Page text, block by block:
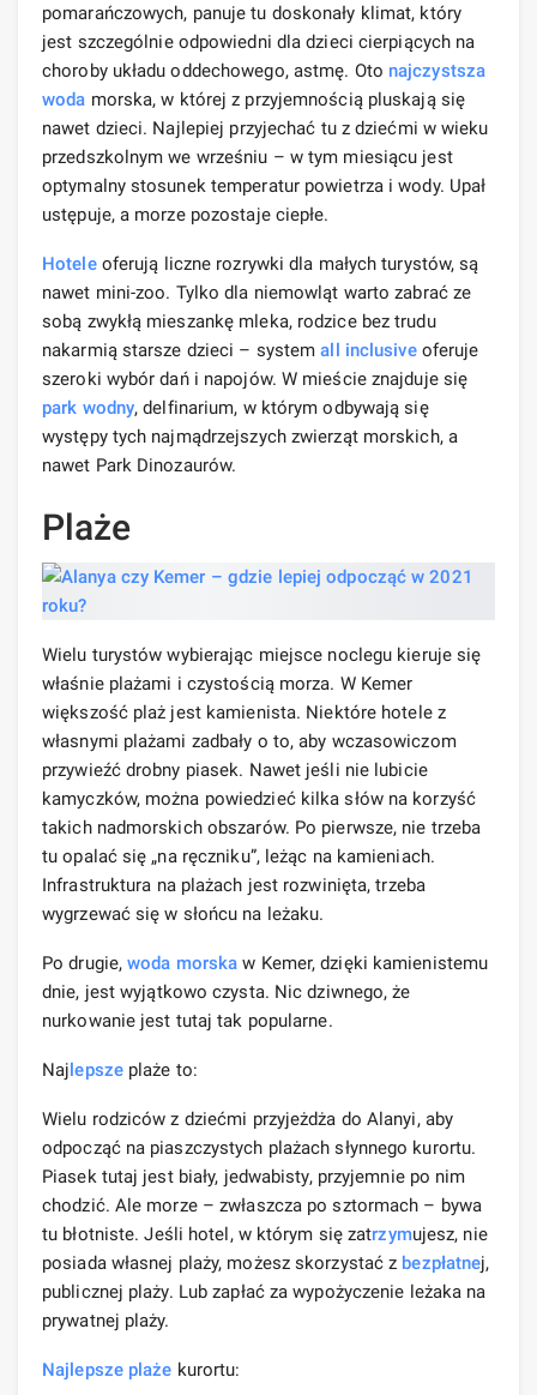
pomarańczowych, panuje tu doskonały klimat, który
jest szczególnie odpowiedni dla dzieci cierpiących na
choroby układu oddechowego, astmę. Oto najczystsza
woda morska, w której z przyjemnością pluskają się
nawet dzieci. Najlepiej przyjechać tu z dziećmi w wieku
przedszkolnym we wrześniu – w tym miesiącu jest
optymalny stosunek temperatur powietrza i wody. Upał
ustępuje, a morze pozostaje ciepłe.
Hoteleoferują liczne rozrywki dla małych turystów, są
nawet mini-zoo. Tylko dla niemowląt warto zabrać ze
sobą zwykłą mieszankę mleka, rodzice bez trudu
nakarmią starsze dzieci – systemall inclusiveoferuje
szeroki wybór dań i napojów. W mieście znajduje się
park wodny, delfinarium, w którym odbywają się
występy tych najmądrzejszych zwierząt morskich, a
nawet Park Dinozaurów.
Plaże
Wielu turystów wybierając miejsce noclegu kieruje się
właśnie plażami i czystością morza. W Kemer
większość plaż jest kamienista. Niektóre hotele z
własnymi plażami zadbały o to, aby wczasowiczom
przywieźć drobny piasek. Nawet jeśli nie lubicie
kamyczków, można powiedzieć kilka słów na korzyść
takich nadmorskich obszarów. Po pierwsze, nie trzeba
tu opalać się „na ręczniku”, leżąc na kamieniach.
Infrastruktura na plażach jest rozwinięta, trzeba
wygrzewać się w słońcu na leżaku.
Po drugie,woda morska w Kemer, dzięki kamienistemu
dnie, jest wyjątkowo czysta. Nic dziwnego, że
nurkowanie jest tutaj tak popularne.
Najlepszeplaże to:
Wielu rodziców z dziećmi przyjeżdża do Alanyi, aby
odpocząć na piaszczystych plażach słynnego kurortu.
Piasek tutaj jest biały, jedwabisty, przyjemnie po nim
chodzić. Ale morze – zwłaszcza po sztormach – bywa
tu błotniste. Jeśli hotel, w którym się zatrzymujesz, nie
posiada własnej plaży, możesz skorzystać z bezpłatnej,
publicznej plaży. Lub zapłać za wypożyczenie leżaka na
prywatnej plaży.
Najlepsze plaże kurortu: